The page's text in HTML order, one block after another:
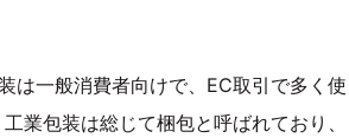
は一般消費者向けで、EC取引で多く使
業包装は総じて梱包と呼ばれており、